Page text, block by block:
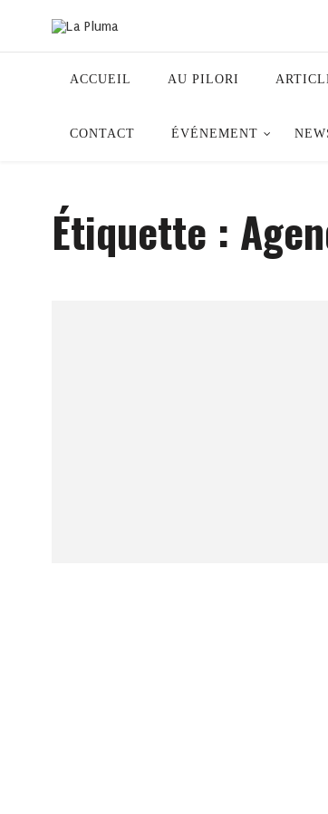
ACCUEIL AU PILORI
CONTACT ÉVÉNEMENT
Étiquette :